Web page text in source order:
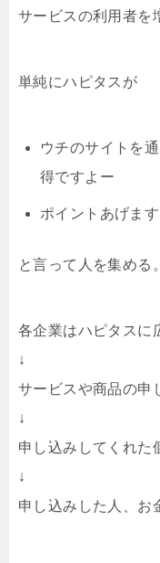
サービスの利用者を
単純にハピタスが
ウチのサイトを
得ですよー
ポイントあげま
と言って人を集める。
各企業はハピタスに
↓
サービスや商品の申
↓
申し込みしてくれた
↓
申し込みした人、お